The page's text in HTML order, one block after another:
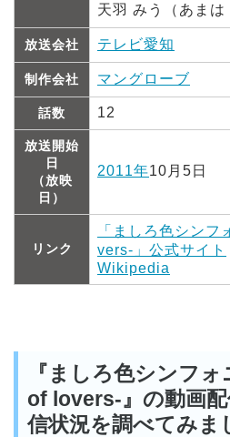
天羽 みう（あまは
放送会社 テレビ愛知
制作会社 マングローブ
話数 12
放送開始
日
（放映
日）
2011年10月5日
リンク
「ましろ色シン
vers-」公式サイト
Wikipedia
『ましろ色シンフ
of lovers-』の動画
信状況を調べてみま